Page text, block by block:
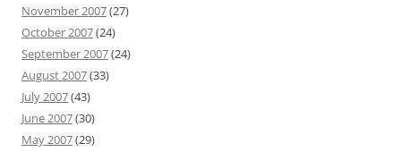
November 2007(27)
October 2007(24)
September 2007(24)
August 2007(33)
July 2007(43)
June 2007(30)
May 2007(29)